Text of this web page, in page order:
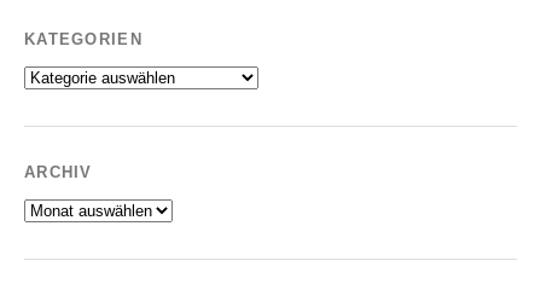
KATEGORIEN
Kategorien
ARCHIV
Archiv